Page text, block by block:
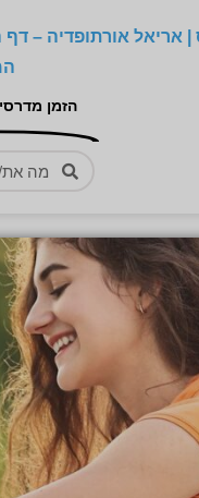
אורתופדיה – דף
הזמן